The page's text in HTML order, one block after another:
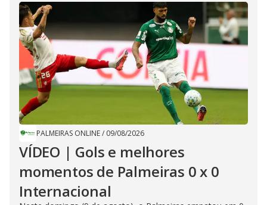
PALMEIRAS ONLINE/ 09/08/2026
VÍDEO | Gols e melhores
momentos de Palmeiras 0 x 0
Internacional